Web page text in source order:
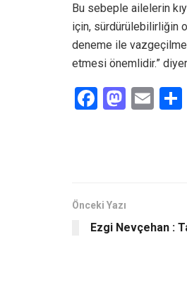
Bu sebeple ailelerin
için, sürdürülebilirliğin
deneme ile
etmesi önemlidir.”
F
o
k
M
n
E
Önceki Yazı
Ezgi Nevçehan :